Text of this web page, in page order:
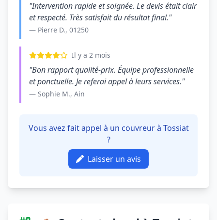
"Intervention rapide et soignée. Le devis était clair
et respecté. Très satisfait du résultat final."
— Pierre D., 01250
Il y a 2 mois
"Bon rapport qualité-prix. Équipe professionnelle
et ponctuelle. Je referai appel à leurs services."
— Sophie M., Ain
Vous avez fait appel à un couvreur à Tossiat
?
Laisser un avis